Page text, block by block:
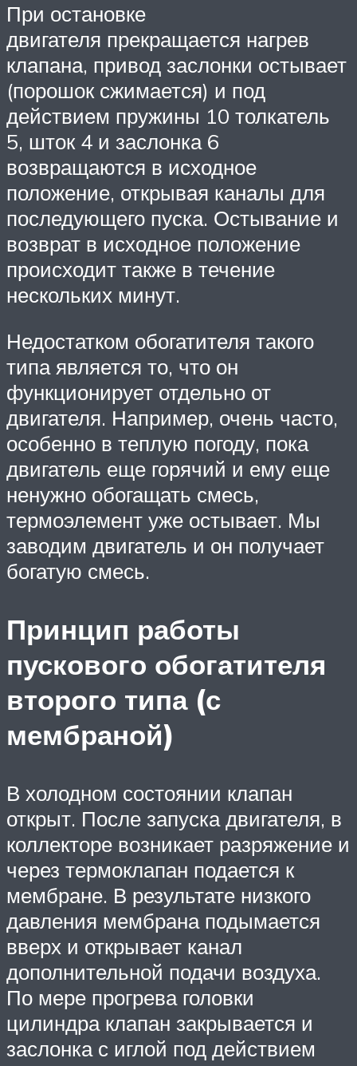
При остановке
двигателя прекращается нагрев
клапана, привод заслонки остывает
(порошок сжимается) и под
действием пружины 10 толкатель
5, шток 4 и заслонка 6
возвращаются в исходное
положение, открывая каналы для
последующего пуска. Остывание и
возврат в исходное положение
происходит также в течение
нескольких минут.
Недостатком обогатителя такого
типа является то, что он
функционирует отдельно от
двигателя. Например, очень часто,
особенно в теплую погоду, пока
двигатель еще горячий и ему еще
ненужно обогащать смесь,
термоэлемент уже остывает. Мы
заводим двигатель и он получает
богатую смесь.
Принцип работы
пускового обогатителя
второго типа (с
мембраной)
В холодном состоянии клапан
открыт. После запуска двигателя, в
коллекторе возникает разряжение и
через термоклапан подается к
мембране. В результате низкого
давления мембрана подымается
вверх и открывает канал
дополнительной подачи воздуха.
По мере прогрева головки
цилиндра клапан закрывается и
заслонка с иглой под действием